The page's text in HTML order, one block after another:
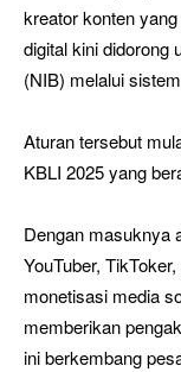
kreator konten
digital kini didorong
(NIB) melalui
Aturan tersebut
KBLI 2025 yang
Dengan masuknya
YouTuber,
monetisasi media
memberikan
ini berkembang